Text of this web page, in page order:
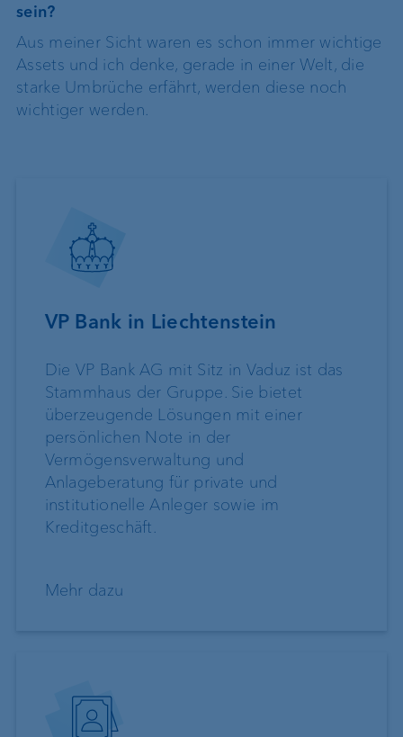
sein?
Aus meiner Sicht waren es schon immer wichtige
Assets und ich denke, gerade in einer Welt, die
starke Umbrüche erfährt, werden diese noch
wichtiger werden.
VP Bank in Liechtenstein
Die VP Bank AG mit Sitz in Vaduz ist das
Stammhaus der Gruppe. Sie bietet
überzeugende Lösungen mit einer
persönlichen Note in der
Vermögensverwaltung und
Anlageberatung für private und
institutionelle Anleger sowie im
Kreditgeschäft.
Mehr dazu